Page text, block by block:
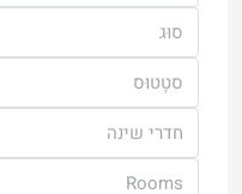
סוּג
סטָטוּס
חדרי שינה
Rooms